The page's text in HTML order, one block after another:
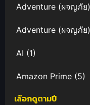
Adventure (ผจญภัย)
Adventure (ผจญภัย)
AI (1)
Amazon Prime (5)
Anal (ประตูหลัง)
เลือกดูตามปี